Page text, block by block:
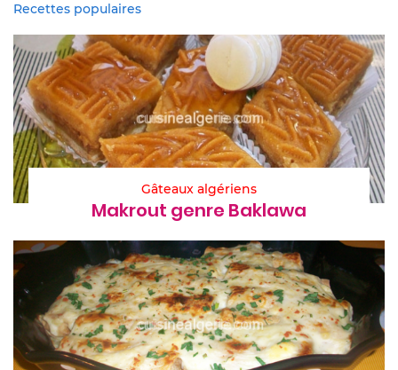
Recettes populaires
Gâteaux algériens
Makrout genre Baklawa